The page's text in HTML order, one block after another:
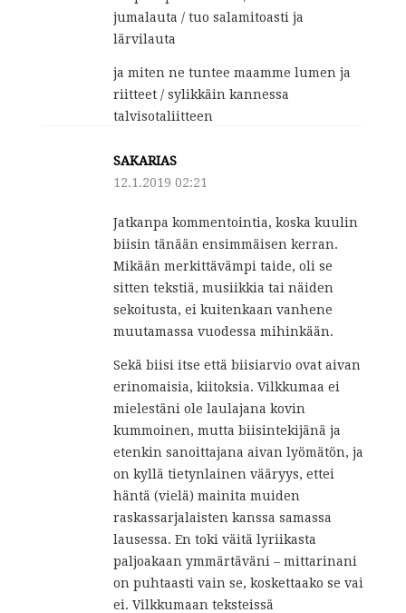
jumalauta / tuo salamitoasti ja
lärvilauta
ja miten ne tuntee maamme lumen ja
riitteet / sylikkäin kannessa
talvisotaliitteen
SAKARIAS
12.1.2019 02:21
Jatkanpa kommentointia, koska kuulin
biisin tänään ensimmäisen kerran.
Mikään merkittävämpi taide, oli se
sitten tekstiä, musiikkia tai näiden
sekoitusta, ei kuitenkaan vanhene
muutamassa vuodessa mihinkään.
Sekä biisi itse että biisiarvio ovat aivan
erinomaisia, kiitoksia. Vilkkumaa ei
mielestäni ole laulajana kovin
kummoinen, mutta biisintekijänä ja
etenkin sanoittajana aivan lyömätön, ja
on kyllä tietynlainen vääryys, ettei
häntä (vielä) mainita muiden
raskassarjalaisten kanssa samassa
lausessa. En toki väitä lyriikasta
paljoakaan ymmärtäväni – mittarinani
on puhtaasti vain se, koskettaako se vai
ei. Vilkkumaan teksteissä